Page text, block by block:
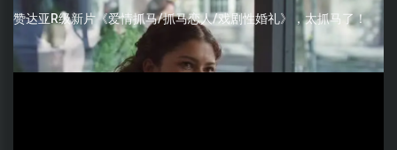
赞达亚R级新片《爱情抓马/抓马恋人/戏剧性婚礼》，太抓马了！